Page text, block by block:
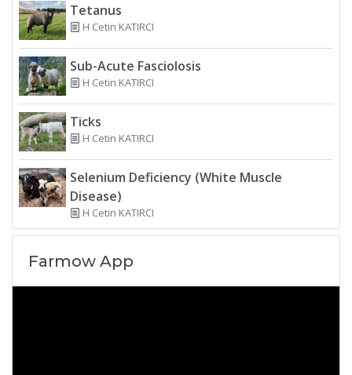
Tetanus
H Cetin KATIRCI
Sub-Acute Fasciolosis
H Cetin KATIRCI
Ticks
H Cetin KATIRCI
Selenium Deficiency (White Muscle
Disease)
H Cetin KATIRCI
Farmow App